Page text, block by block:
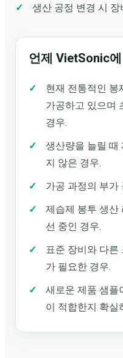
생산 공정 변경 시
언제 VietSonic
현재 전통적인 봉
가공하고 있으며
경우.
생산량을 늘릴 때
지 않은 경우.
가공 과정의 부가
제습제 봉투 생산
선 중인 경우.
표준 장비와 다른
가 필요한 경우.
새로운 제품 샘플
이 적합한지 확실